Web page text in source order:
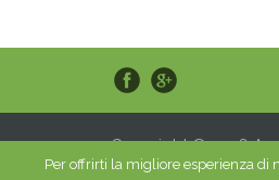
Copyright © 2026
Per offrirti la migliore esperienza di